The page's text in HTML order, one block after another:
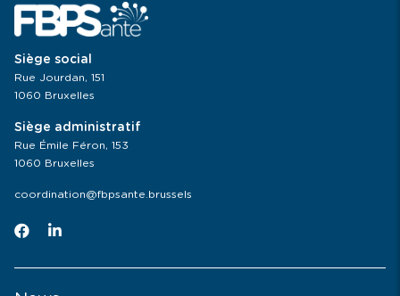
Siège social
Rue Jourdan, 151
1060 Bruxelles
Siège administratif
Rue Émile Féron, 153
1060 Bruxelles
coordination@fbpsante.brussels